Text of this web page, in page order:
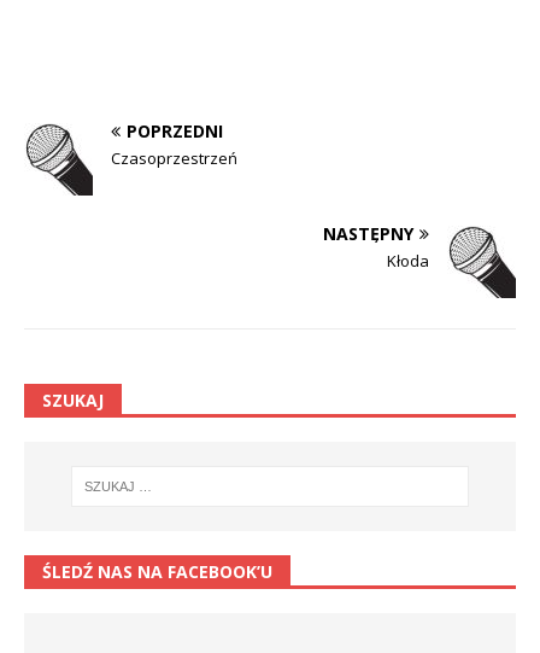
POPRZEDNI
Czasoprzestrzeń
NASTĘPNY
Kłoda
SZUKAJ
ŚLEDŹ NAS NA FACEBOOK’U